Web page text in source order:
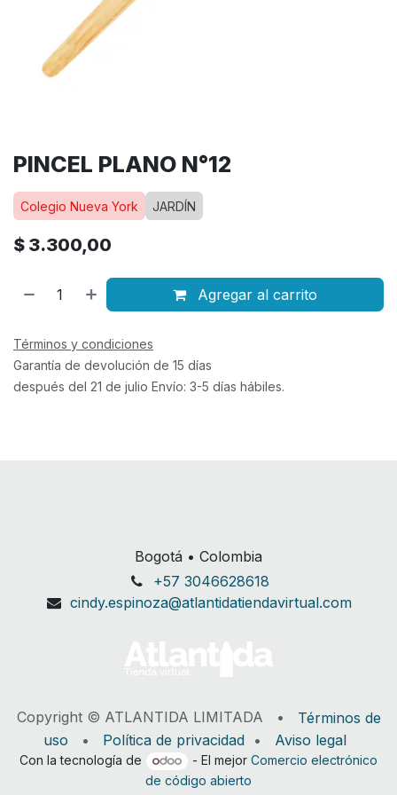
PINCEL PLANO N°12
Colegio Nueva York JARDÍN
$ 3.300,00
Agregar al carrito
Términos y condiciones
Garantía de devolución de 15 días
después del 21 de julio Envío: 3-5 días hábiles.
Bogotá • Colombia
+57 3046628618
cindy.espinoza@atlantidatiendavirtual.com
Copyright © ATLANTIDA LIMITADA • Términos de
uso • Política de privacidad • Aviso legal
Con la tecnología de - El mejor Comercio electrónico
de código abierto